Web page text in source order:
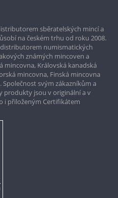
sběratelských mincí a
na českém trhu od roku 2008.
numismatických
známých mincoven a
mincovna, Královská kanadská
mincovna, Finská mincovna
svým zákazníkům a
produkty jsou v originální a v
i přiloženým Certifikátem